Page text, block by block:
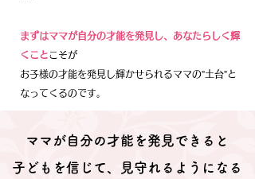
まずはママが自分の才能を発見し、あなたらしく輝
くことこそが
お子様の才能を発見し輝かせられるママの”土台”と
なってくるのです。
ママが自分の才能を発見できると
​子どもを信じて、見守れるようになる